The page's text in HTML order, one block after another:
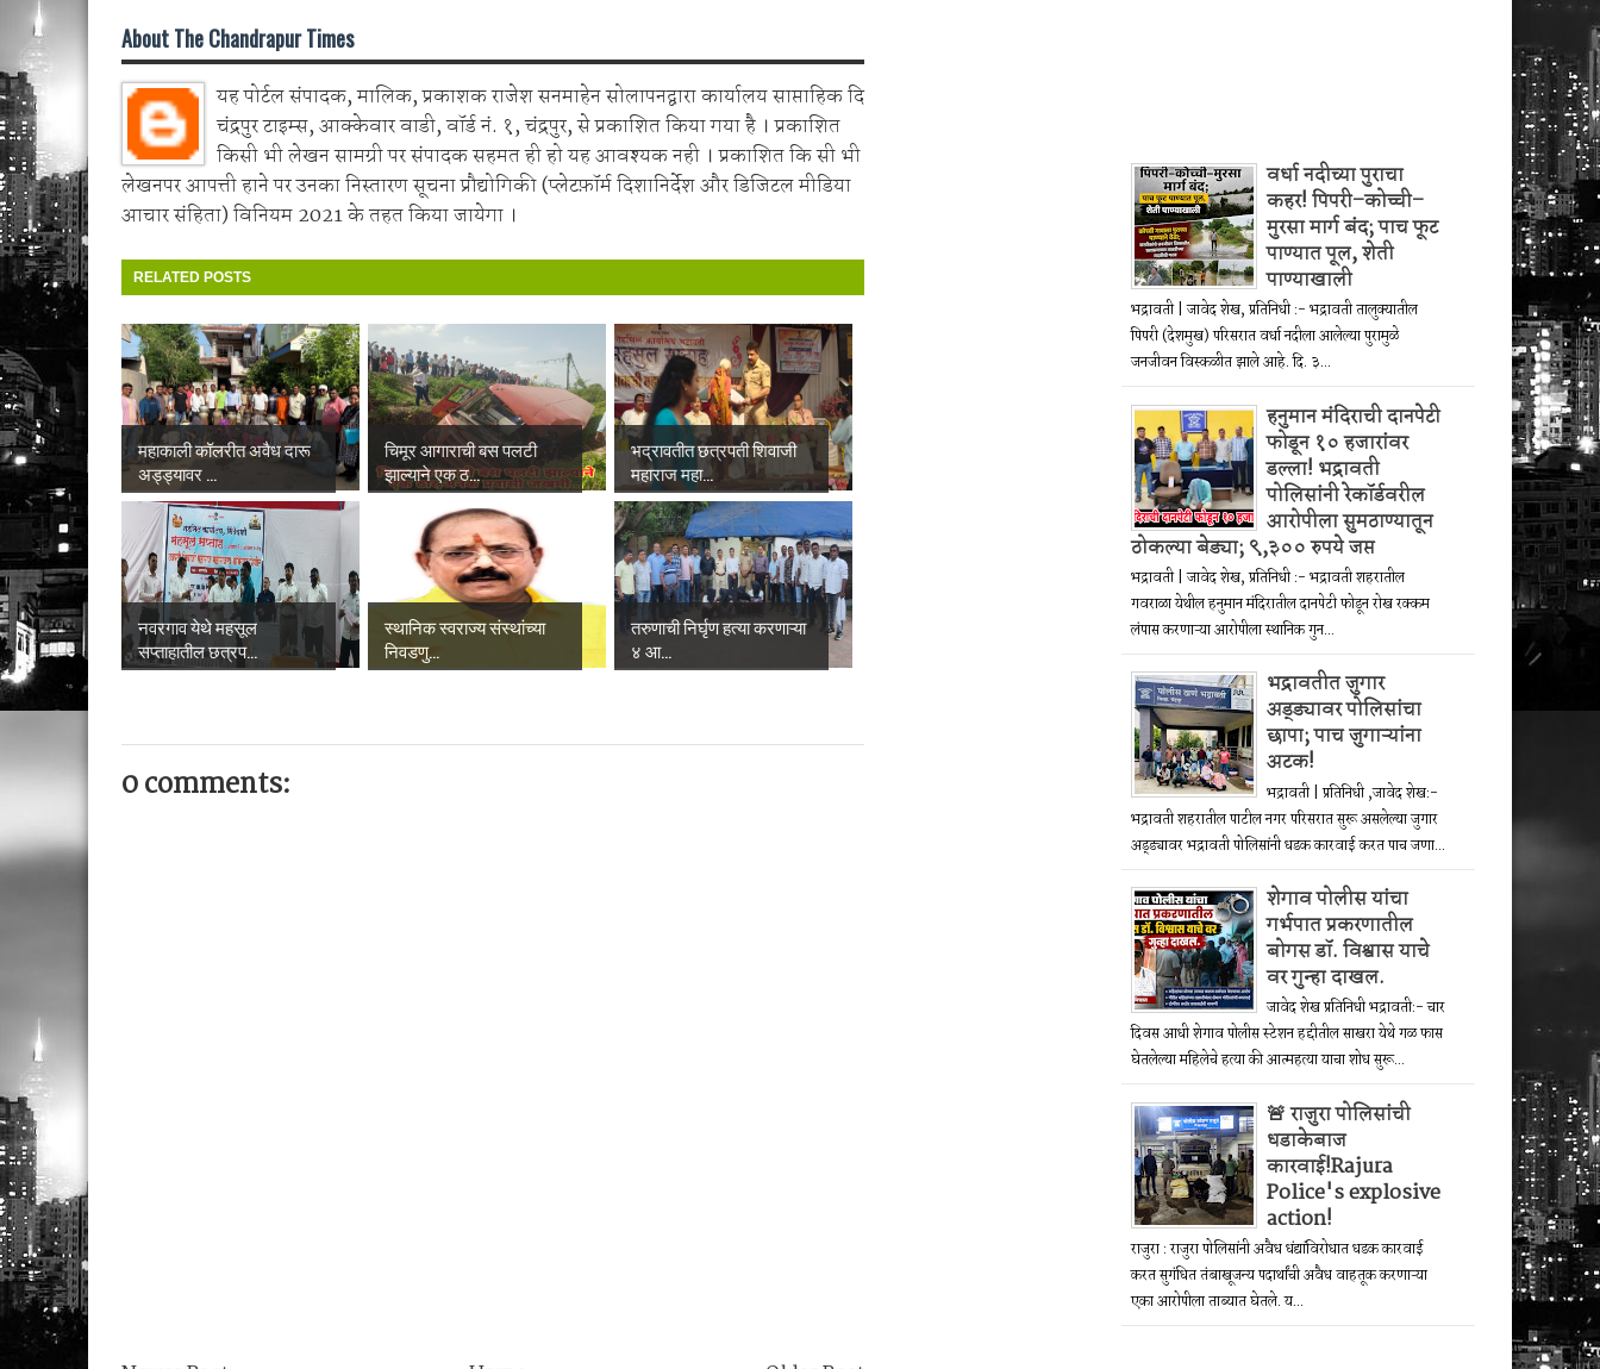
About The Chandrapur Times
यह पोर्टल संपादक, मालिक, प्रकाशक राजेश सनमाहेन सोलापनद्वारा कार्यालय साप्ताहिक दि
चंद्रपुर टाइम्स, आक्केवार वाडी, वॉर्ड नं. १, चंद्रपुर, से प्रकाशित किया गया है । प्रकाशित
किसी भी लेखन सामग्री पर संपादक सहमत ही हो यह आवश्यक नही । प्रकाशित कि सी भी
लेखनपर आपत्ती हाने पर उनका निस्तारण सूचना प्रौद्योगिकी (प्लेटफ़ॉर्म दिशानिर्देश और डिजिटल मीडिया
आचार संहिता) विनियम 2021 के तहत किया जायेगा ।
RELATED POSTS
महाकाली कॉलरीत अवैध दारू
अड्ड्यावर ...
चिमूर आगाराची बस पलटी
झाल्याने एक ठ...
भद्रावतीत छत्रपती शिवाजी
महाराज महा...
नवरगाव येथे महसूल
सप्ताहातील छत्रप...
स्थानिक स्वराज्य संस्थांच्या
निवडणु...
तरुणाची निर्घृण हत्या करणाऱ्या
४ आ...
0 comments:
वर्धा नदीच्या पुराचा
कहर! पिपरी–कोच्ची–
मुरसा मार्ग बंद; पाच फूट
पाण्यात पूल, शेती
पाण्याखाली
भद्रावती | जावेद शेख, प्रतिनिधी :- भद्रावती तालुक्यातील
पिपरी (देशमुख) परिसरात वर्धा नदीला आलेल्या पुरामुळे
जनजीवन विस्कळीत झाले आहे. दि. ३...
हनुमान मंदिराची दानपेटी
फोडून १० हजारांवर
डल्ला! भद्रावती
पोलिसांनी रेकॉर्डवरील
आरोपीला सुमठाण्यातून
ठोकल्या बेड्या; ९,३०० रुपये जप्त
भद्रावती | जावेद शेख, प्रतिनिधी :- भद्रावती शहरातील
गवराळा येथील हनुमान मंदिरातील दानपेटी फोडून रोख रक्कम
लंपास करणाऱ्या आरोपीला स्थानिक गुन...
भद्रावतीत जुगार
अड्ड्यावर पोलिसांचा
छापा; पाच जुगाऱ्यांना
अटक!
भद्रावती | प्रतिनिधी ,जावेद शेख:-
भद्रावती शहरातील पाटील नगर परिसरात सुरू असलेल्या जुगार
अड्ड्यावर भद्रावती पोलिसांनी धडक कारवाई करत पाच जणा...
शेगाव पोलीस यांचा
गर्भपात प्रकरणातील
बोगस डॉ. विश्वास याचे
वर गुन्हा दाखल.
जावेद शेख प्रतिनिधी भद्रावती:- चार
दिवस आधी शेगाव पोलीस स्टेशन हद्दीतील साखरा येथे गळ फास
घेतलेल्या महिलेचे हत्या की आत्महत्या याचा शोध सुरू...
🚨 राजुरा पोलिसांची
धडाकेबाज
कारवाई!Rajura
Police's explosive
action!
राजुरा : राजुरा पोलिसांनी अवैध धंद्यांविरोधात धडक कारवाई
करत सुगंधित तंबाखूजन्य पदार्थांची अवैध वाहतूक करणाऱ्या
एका आरोपीला ताब्यात घेतले. य...